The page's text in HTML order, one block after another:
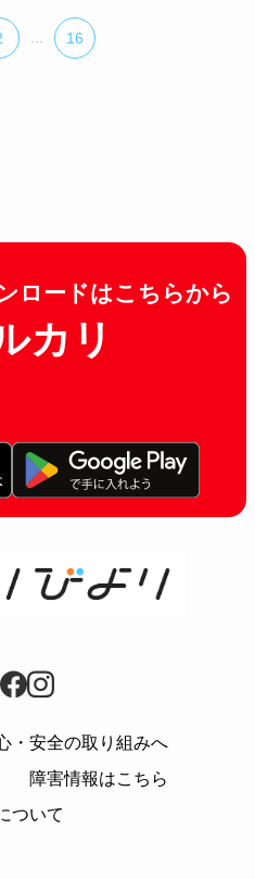
16
ロードはこちらから
カリ
・安全の取り組みへ
障害情報はこちら
ついて